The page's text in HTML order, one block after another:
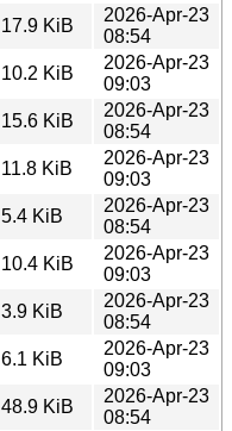
17.9 KiB
2026-Apr-23
08:54
10.2 KiB
2026-Apr-23
09:03
15.6 KiB
2026-Apr-23
08:54
11.8 KiB
2026-Apr-23
09:03
5.4 KiB
2026-Apr-23
08:54
10.4 KiB
2026-Apr-23
09:03
3.9 KiB
2026-Apr-23
08:54
6.1 KiB
2026-Apr-23
09:03
48.9 KiB
2026-Apr-23
08:54